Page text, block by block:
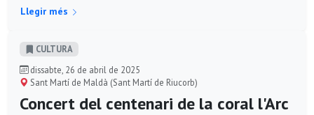
Llegir més
CULTURA
dissabte, 26 de abril de 2025
Sant Martí de Maldà (Sant Martí de Riucorb)
Concert del centenari de la coral l'Arc